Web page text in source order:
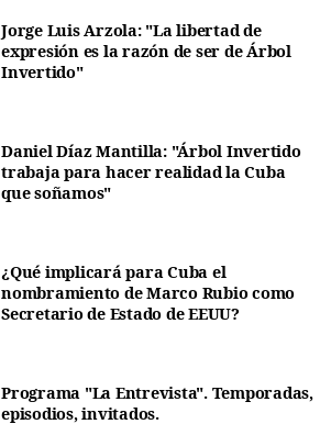
Jorge Luis Arzola: "La libertad de
expresión es la razón de ser de Árbol
Invertido"
Daniel Díaz Mantilla: "Árbol Invertido
trabaja para hacer realidad la Cuba
que soñamos"
¿Qué implicará para Cuba el
nombramiento de Marco Rubio como
Secretario de Estado de EEUU?
Programa "La Entrevista". Temporadas,
episodios, invitados.